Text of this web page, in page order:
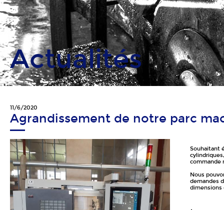
Actualités
11/6/2020
Agrandissement de notre parc
Souhaitant
commande
Nous
demandes
dimensions